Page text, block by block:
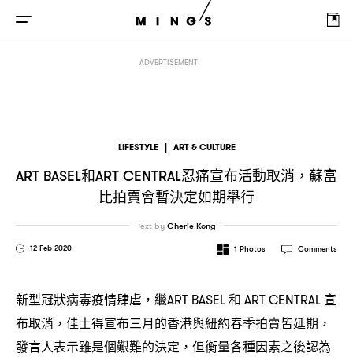
ADVERTISEMENT
LIFESTYLE | ART & CULTURE
ART BASEL和ART CENTRAL忍痛宣布活動取消 ， 蘇富
比拍賣會暫決定如期舉行
12 Feb 2020
Text byCherie Kong
1 Photos Comments
新型冠狀病毒疫情肆虐 ， 繼ART BASEL和 ART CENTRAL 宣
布取消 ， 佳士得宣布三月的香港與紐約春季拍賣皆延期 ，
發言人表示雖是個艱難的決定 ， 但衡量各種因素之後認為
ART CENTRAL 忍痛宣布活動取消